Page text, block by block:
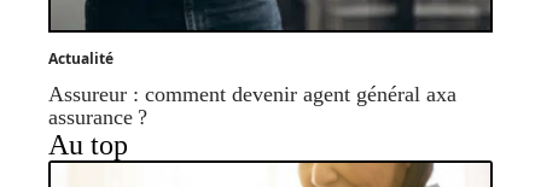
Actualité
Assureur : comment devenir agent général axa
assurance ?
Au top